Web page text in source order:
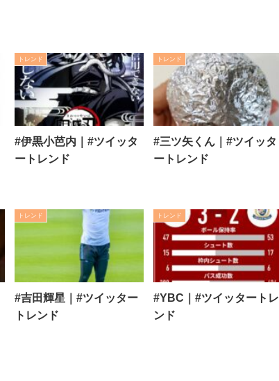
トレンド
#伊黒小芭内｜#ツイッタ
ートレンド
トレンド
#三ツ矢くん｜#ツイッタ
ートレンド
トレンド
#吉田輝星｜#ツイッター
トレンド
トレンド
#YBC｜#ツイッタートレ
ンド